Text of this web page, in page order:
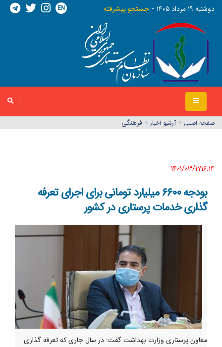
دوشنبه ١٩ مرداد ١٤٠٥ جستجو پیشرفته EN
صفحه اصلي > آرشیو اخبار > فرهنگی
1401/03/17١٦:١٤
بودجه ۶۶٠٠ میلیارد تومانی برای اجرای تعرفه
گذاری خدمات پرستاری در کشور
معاون پرستاری وزارت بهداشت گفت: در سال جاری که تعرفه گذاری